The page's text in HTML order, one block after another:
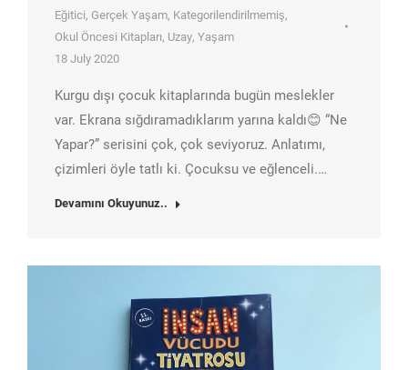
Eğitici, Gerçek Yaşam, Kategorilendirilmemiş,
Okul Öncesi Kitapları, Uzay, Yaşam
18 July 2020
Kurgu dışı çocuk kitaplarında bugün meslekler
var. Ekrana sığdıramadıklarım yarına kaldı😊 “Ne
Yapar?” serisini çok, çok seviyoruz. Anlatımı,
çizimleri öyle tatlı ki. Çocuksu ve eğlenceli.…
Devamını Okuyunuz..